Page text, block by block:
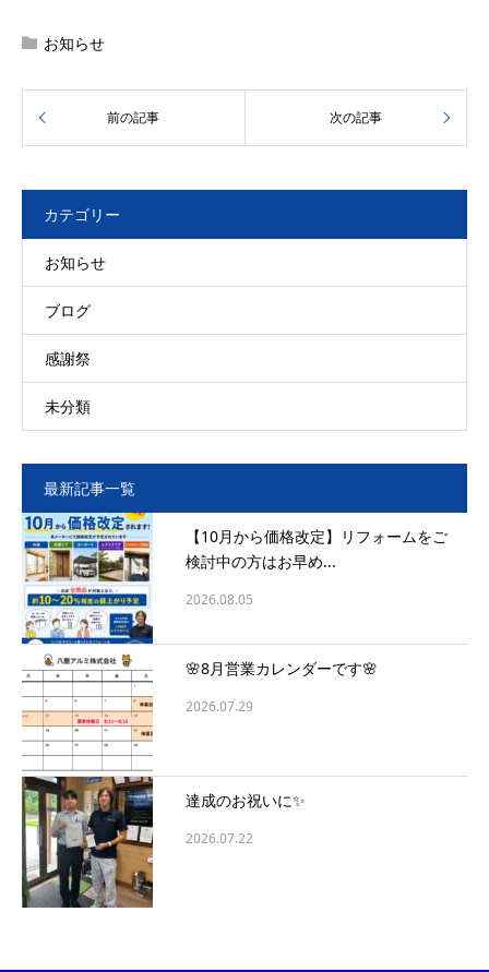
お知らせ
カテゴリー
お知らせ
ブログ
感謝祭
未分類
最新記事一覧
【10月から価格改定】リフォームをご
検討中の方はお早め...
2026.08.05
🌸8月営業カレンダーです🌸
2026.07.29
達成のお祝いに✨
2026.07.22